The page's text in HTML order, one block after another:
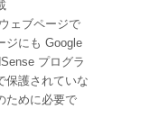
ェブページで
ジにも Google
プログラ
保護されていな
ために必要で